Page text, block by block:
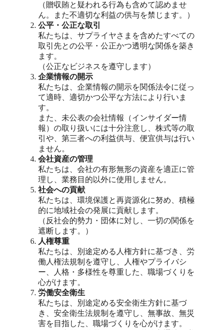
（贈収賄と疑われる行為も含めて認めませ
ん。また不適切な利益の供与を禁じます。）
公平・公正な取引
私たちは、サプライヤさまを含めたすべての
取引先との公平・公正かつ透明な関係を築き
ます。
（公正なビジネスを遵守します）
企業情報の開示
私たちは、企業情報の開示を関係法令に従っ
て適時、適切かつ公平な方法により行いま
す。
また、未公表の会社情報（インサイダー情
報）の取り扱いには十分注意し、株式等の取
引や、第三者への利益供与、便宜供与は行い
ません。
会社資産の管理
私たちは、会社の有形無形の資産を適正に管
理し、業務目的以外に使用しません。
社会への貢献
私たちは、環境保護と再資源化に努め、積極
的に地域社会の発展に貢献します。
（反社会的勢力・団体に対し、一切の関係を
遮断します。）
人権尊重
私たちは、別途定める人権方針に基づき、労
働人権法規制を遵守し、人権やプライバシ
ー、人格・多様性を尊重した、職場づくりを
心がけます。
労働安全衛生
私たちは、別途定める安全衛生方針に基づ
き、安全衛生法規制を遵守し、無事故、無災
害を目指した、職場づくりを心がけます。